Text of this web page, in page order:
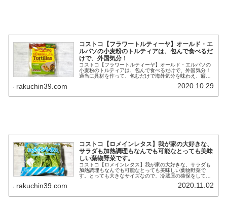
コストコ【フラワートルティーヤ】オールド・エ
ルパソの小麦粉のトルティアは、包んで食べるだ
けで、外国気分！
コストコ【フラワートルティーヤ】オールド・エルパソの
小麦粉のトルティアは、包んで食べるだけで、外国気分！
適当に具材を作って、包むだけで海外気分を味わえ、癖が
期間も長く、開封後も冷凍保存も可能なのでストックにも
rakuchin39.com 2020.10.29
コストコ【ロメインレタス】我が家の大好きな、
サラダも加熱調理もなんでも可能なとっても美味
しい葉物野菜です。
コストコ【ロメインレタス】我が家の大好きな、サラダも
加熱調理もなんでも可能なとっても美味しい葉物野菜で
す。とっても大きなサイズなので、冷蔵庫の確保をしてか
rakuchin39.com 2020.11.02